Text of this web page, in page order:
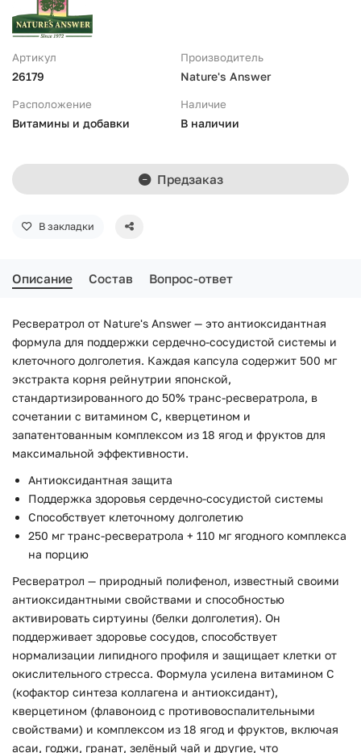
Артикул
26179
Производитель
Nature's Answer
Расположение
Витамины и добавки
Наличие
В наличии
Предзаказ
В закладки
Описание Состав Вопрос-ответ
Ресвератрол от Nature's Answer — это антиоксидантная
формула для поддержки сердечно-сосудистой системы и
клеточного долголетия. Каждая капсула содержит 500 мг
экстракта корня рейнутрии японской,
стандартизированного до 50% транс-ресвератрола, в
сочетании с витамином C, кверцетином и
запатентованным комплексом из 18 ягод и фруктов для
максимальной эффективности.
Антиоксидантная защита
Поддержка здоровья сердечно-сосудистой системы
Способствует клеточному долголетию
250 мг транс-ресвератрола + 110 мг ягодного комплекса
на порцию
Ресвератрол — природный полифенол, известный своими
антиоксидантными свойствами и способностью
активировать сиртуины (белки долголетия). Он
поддерживает здоровье сосудов, способствует
нормализации липидного профиля и защищает клетки от
окислительного стресса. Формула усилена витамином C
(кофактор синтеза коллагена и антиоксидант),
кверцетином (флавоноид с противовоспалительными
свойствами) и комплексом из 18 ягод и фруктов, включая
асаи, годжи, гранат, зелёный чай и другие, что